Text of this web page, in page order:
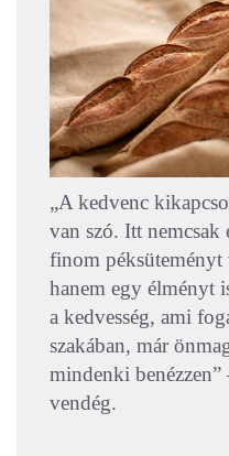
„A kedvenc
van szó. Itt nemcsak
finom
hanem egy élményt
a kedvesség, ami
szakában, már
mindenki
vendég.